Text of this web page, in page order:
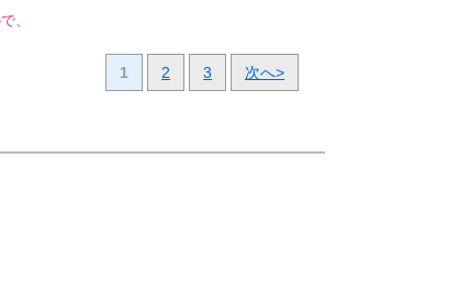
、
1 2 3 次へ>